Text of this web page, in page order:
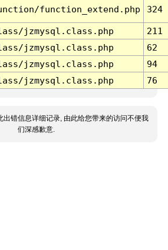
function_extend.php 324
jzmysql.class.php
211
jzmysql.class.php
62
jzmysql.class.php
94
jzmysql.class.php 76
出错信息详细记录, 由此给您带来的访问不便我
们深感歉意.